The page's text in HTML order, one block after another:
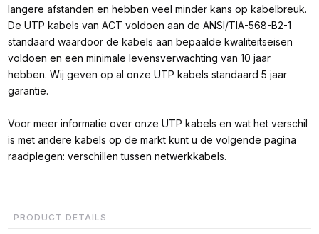
langere afstanden en hebben veel minder kans op kabelbreuk.
De UTP kabels van ACT voldoen aan de ANSI/TIA-568-B2-1
standaard waardoor de kabels aan bepaalde kwaliteitseisen
voldoen en een minimale levensverwachting van 10 jaar
hebben. Wij geven op al onze UTP kabels standaard 5 jaar
garantie.
Voor meer informatie over onze UTP kabels en wat het verschil
is met andere kabels op de markt kunt u de volgende pagina
raadplegen: verschillen tussen netwerkkabels.
PRODUCT DETAILS